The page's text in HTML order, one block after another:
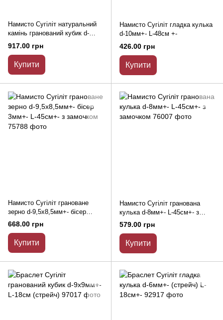
Намисто Сугіліт натуральний
камінь гранований кубик d-
7,5х7,5 мм+- L-50см+-
917.00 грн
Купити
Намисто Сугіліт гладка кулька
d-10мм+- L-48см +-
426.00 грн
Купити
Намисто Сугіліт грановане
зерно d-9,5х8,5мм+- бісер
3мм+- L-45см+- з замочком
668.00 грн
Купити
Намисто Сугіліт гранована
кулька d-8мм+- L-45см+- з
замочком
579.00 грн
Купити